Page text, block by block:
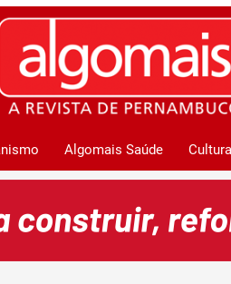
Algomais Saúde